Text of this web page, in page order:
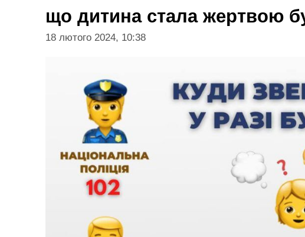
що дитина стала жертвою
18 лютого 2024, 10:38